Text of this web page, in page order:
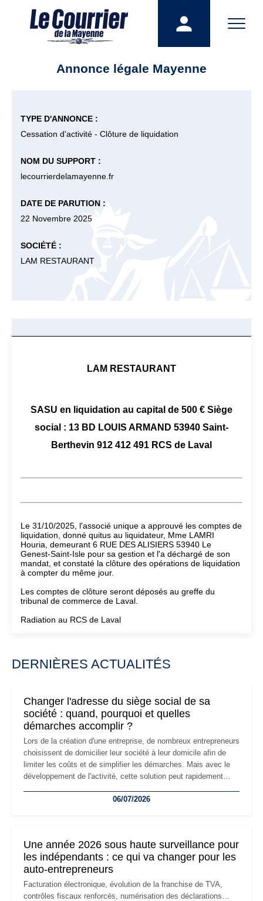
Annonce légale Mayenne
TYPE D'ANNONCE :
Cessation d'activité - Clôture de liquidation
NOM DU SUPPORT :
lecourrierdelamayenne.fr
DATE DE PARUTION :
22 Novembre 2025
SOCIÉTÉ :
LAM RESTAURANT
LAM RESTAURANT
SASU en liquidation au capital de 500 € Siège
social : 13 BD LOUIS ARMAND 53940 Saint-
Berthevin 912 412 491 RCS de Laval
Le 31/10/2025, l'associé unique a approuvé les comptes de
liquidation, donné quitus au liquidateur, Mme LAMRI
Houria, demeurant 6 RUE DES ALISIERS 53940 Le
Genest-Saint-Isle pour sa gestion et l'a déchargé de son
mandat, et constaté la clôture des opérations de liquidation
à compter du même jour.
Les comptes de clôture seront déposés au greffe du
tribunal de commerce de Laval.
Radiation au RCS de Laval
DERNIÈRES ACTUALITÉS
Changer l'adresse du siège social de sa
société : quand, pourquoi et quelles
démarches accomplir ?
Lors de la création d'une entreprise, de nombreux entrepreneurs
choisissent de domicilier leur société à leur domicile afin de
limiter les coûts et de simplifier les démarches. Mais avec le
développement de l'activité, cette solution peut rapidement
professionnels, recrutement, image de marque… Le
06/07/2026
Une année 2026 sous haute surveillance pour
les indépendants : ce qui va changer pour les
auto-entrepreneurs
Facturation électronique, évolution de la franchise de TVA,
contrôles fiscaux renforcés, numérisation des déclarations…